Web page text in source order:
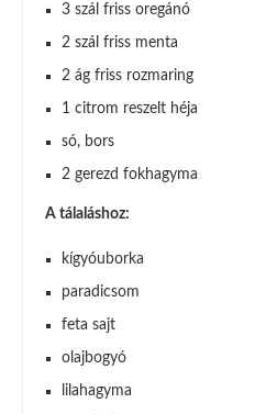
3 szál friss oregánó
2 szál friss menta
2 ág friss rozmaring
1 citrom reszelt héja
só, bors
2 gerezd fokhagyma
A tálaláshoz:
kígyóuborka
paradicsom
feta sajt
olajbogyó
lilahagyma